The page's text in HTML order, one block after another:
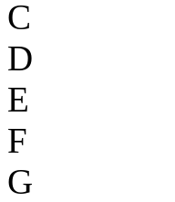
C
D
E
F
G